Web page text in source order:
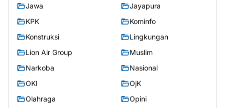
Jawa
Jayapura
KPK
Kominfo
Konstruksi
Lingkungan
Lion Air Group
Muslim
Narkoba
Nasional
OKI
OjK
Olahraga
Opini